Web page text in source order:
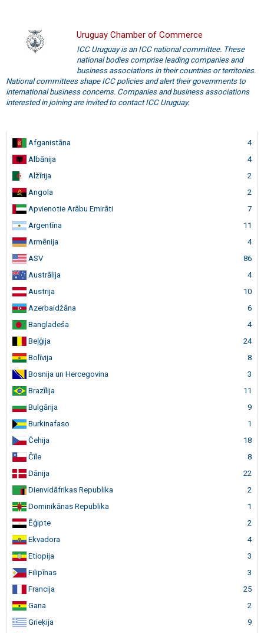
Uruguay Chamber of Commerce
ICC Uruguay is an ICC national committee. These
national bodies comprise leading companies and
business associations in their countries or territories.
National committees shape ICC policies and alert their governments to
international business concerns. Companies and business associations
interested in joining are invited to contact ICC Uruguay.
Afganistāna
4
Albānija
4
Alžīrija
2
Angola
2
Apvienotie Arābu Emirāti
7
Argentīna
11
Armēnija
4
ASV
86
Austrālija
4
Austrija
10
Azerbaidžāna
6
Bangladeša
4
Beļģija
24
Bolīvija
8
Bosnija un Hercegovina
3
Brazīlija
11
Bulgārija
9
Burkinafaso
1
Čehija
18
Čīle
8
Dānija
22
Dienvidāfrikas Republika
2
Dominikānas Republika
1
Ēģipte
2
Ekvadora
4
Etiopija
3
Filipīnas
3
Francija
25
Gana
2
Grieķija
9